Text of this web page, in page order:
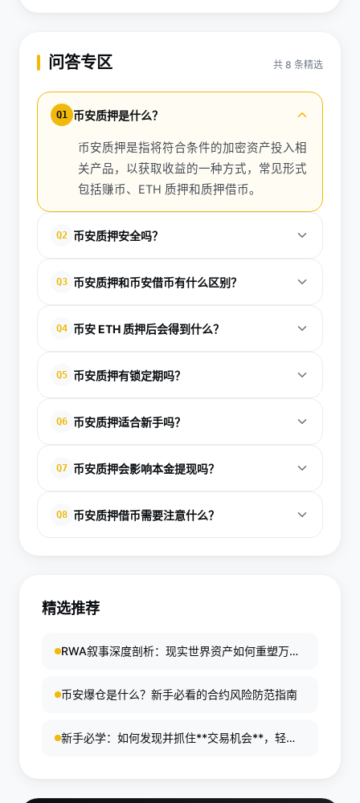
问答专区 共 8 条精选
Q1 币安质押是什么？
币安质押是指将符合条件的加密资产投入相
关产品，以获取收益的一种方式，常见形式
包括赚币、ETH 质押和质押借币。
Q2 币安质押安全吗？
市场风险。官方提示用户在参与前应充分了解产品规
Q3 币安质押和币安借币有什么区别？
产作抵押，借入其他加密货币或稳定币，重点是获得
Q4 币安 ETH 质押后会得到什么？
的 ETH 及其收益累积，可继续用于部分币安产品或相
Q5 币安质押有锁定期吗？
相对灵活的产品可供选择，用户需以产品页面说明为
Q6 币安质押适合新手吗？
望从基础理财产品开始了解加密资产收益机制的新
Q7 币安质押会影响本金提现吗？
随时赎回，而活期类产品则相对灵活。
Q8 币安质押借币需要注意什么？
精选推荐
RWA叙事深度剖析：现实世界资产如何重塑万亿
币安爆仓是什么？新手必看的合约风险防范指南
新手必学：如何发现并抓住**交易机会**，轻松